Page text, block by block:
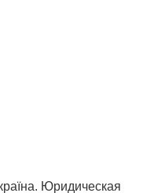
Юридическая